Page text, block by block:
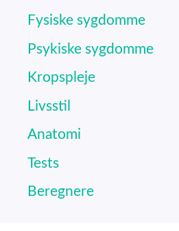
Fysiske sygdomme
Psykiske sygdomme
Kropspleje
Livsstil
Anatomi
Tests
Beregnere